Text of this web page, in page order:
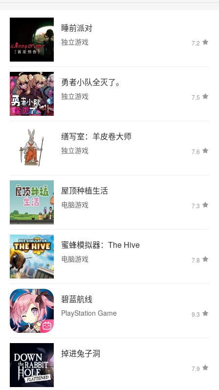
睡前派对
独立游戏 7.2
勇者小队全灭了。
独立游戏 7.5
缮写室：羊皮卷大师
独立游戏 7.6
屋顶种植生活
电脑游戏 7.3
蜜蜂模拟器：The Hive
电脑游戏 7.8
碧蓝航线
PlayStation Game 9.3
掉进兔子洞
7.9